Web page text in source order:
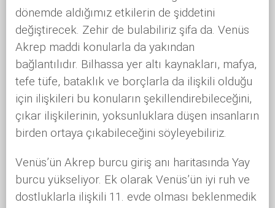
dönemde aldığımız etkilerin de şiddetini
değiştirecek. Zehir de bulabiliriz şifa da. Venüs
Akrep maddi konularla da yakından
bağlantılıdır. Bilhassa yer altı kaynakları, mafya,
tefe tüfe, bataklık ve borçlarla da ilişkili olduğu
için ilişkileri bu konuların şekillendirebileceğini,
çıkar ilişkilerinin, yoksunluklara düşen insanların
birden ortaya çıkabileceğini söyleyebiliriz.
Venüs’ün Akrep burcu giriş anı haritasında Yay
burcu yükseliyor. Ek olarak Venüs’ün iyi ruh ve
dostluklarla ilişkili 11. evde olması beklenmedik